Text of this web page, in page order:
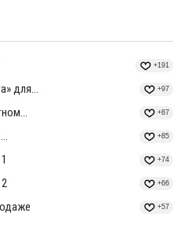
+191
для... +97
+87
+85
+74
+66
+57